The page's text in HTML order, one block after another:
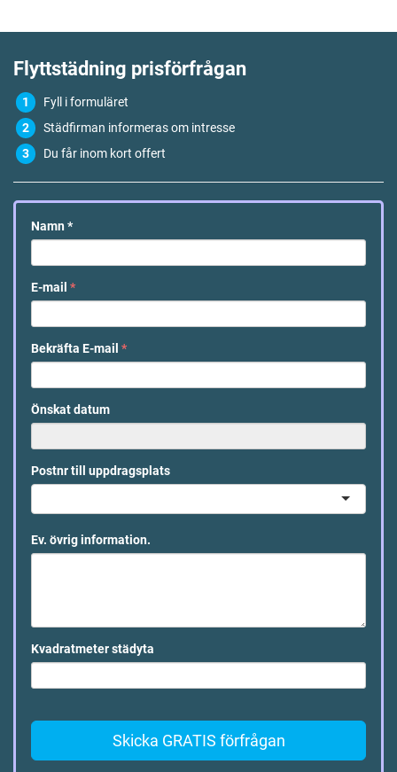
Flyttstädning prisförfrågan
Fyll i formuläret
Städfirman informeras om intresse
Du får inom kort offert
Namn *
E-mail *
Bekräfta E-mail *
Önskat datum
Postnr till uppdragsplats
Ev. övrig information.
Kvadratmeter städyta
Skicka GRATIS förfrågan